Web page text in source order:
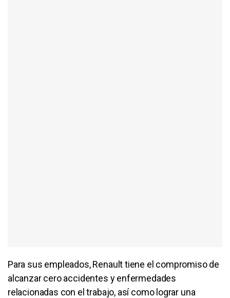
Para sus empleados, Renault tiene el compromiso de
alcanzar cero accidentes y enfermedades
relacionadas con el trabajo, así como lograr una